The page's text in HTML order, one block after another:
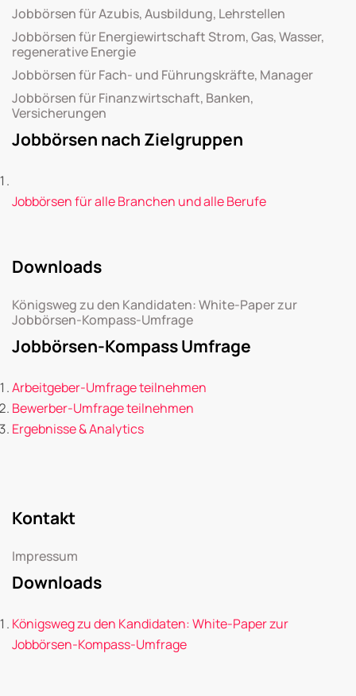
Jobbörsen für Azubis, Ausbildung, Lehrstellen
Jobbörsen für Energiewirtschaft Strom, Gas, Wasser,
regenerative Energie
Jobbörsen für Fach- und Führungskräfte, Manager
Jobbörsen für Finanzwirtschaft, Banken,
Versicherungen
Jobbörsen nach Zielgruppen
Jobbörsen für alle Branchen und alle Berufe
Downloads
Königsweg zu den Kandidaten: White-Paper zur
Jobbörsen-Kompass-Umfrage
Jobbörsen-Kompass Umfrage
Arbeitgeber-Umfrage teilnehmen
Bewerber-Umfrage teilnehmen
Ergebnisse & Analytics
Kontakt
Impressum
Downloads
Königsweg zu den Kandidaten: White-Paper zur
Jobbörsen-Kompass-Umfrage